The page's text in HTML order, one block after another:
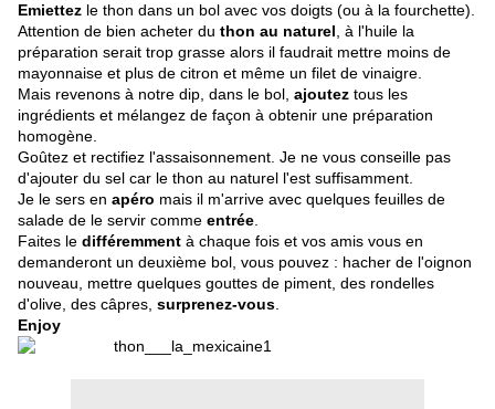
Emiettez le thon dans un bol avec vos doigts (ou à la fourchette).
Attention de bien acheter du thon au naturel , à l'huile la
préparation serait trop grasse alors il faudrait mettre moins de
mayonnaise et plus de citron et même un filet de vinaigre.
Mais revenons à notre dip, dans le bol, ajoutez tous les
ingrédients et mélangez de façon à obtenir une préparation
homogène.
Goûtez et rectifiez l'assaisonnement. Je ne vous conseille pas
d'ajouter du sel car le thon au naturel l'est suffisamment.
Je le sers en apéro mais il m'arrive avec quelques feuilles de
salade de le servir comme entrée
Faites le différemment à chaque fois et vos amis vous en
demanderont un deuxième bol, vous pouvez : hacher de l'oignon
nouveau, mettre quelques gouttes de piment, des rondelles
d'olive, des câpres, surprenez-vous
Enjoy